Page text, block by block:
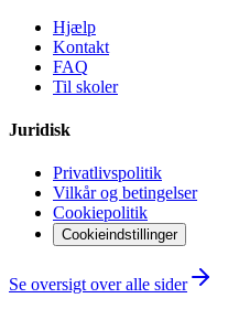
Hjælp
Kontakt
FAQ
Til skoler
Juridisk
Privatlivspolitik
Vilkår og betingelser
Cookiepolitik
Cookieindstillinger
Se oversigt over alle sider